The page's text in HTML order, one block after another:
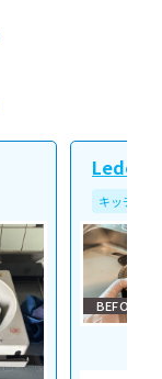
Ledope
キッチン清
BEFORE